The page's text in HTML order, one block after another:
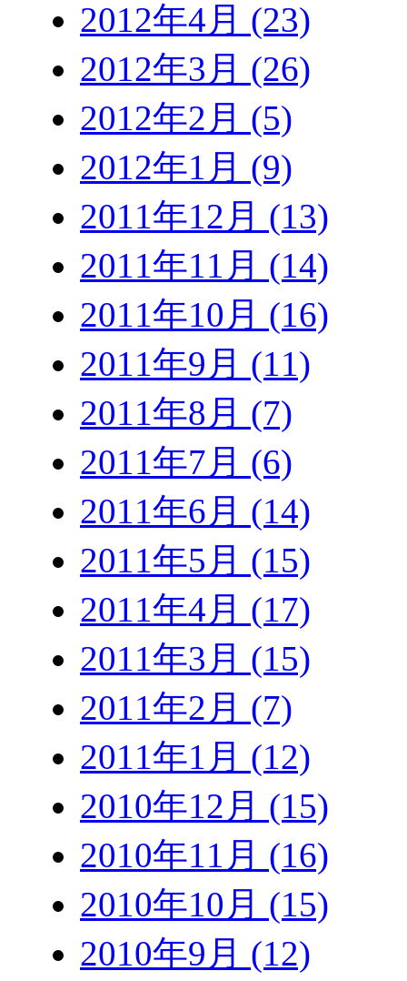
2012年4月 (23)
2012年3月 (26)
2012年2月 (5)
2012年1月 (9)
2011年12月 (13)
2011年11月 (14)
2011年10月 (16)
2011年9月 (11)
2011年8月 (7)
2011年7月 (6)
2011年6月 (14)
2011年5月 (15)
2011年4月 (17)
2011年3月 (15)
2011年2月 (7)
2011年1月 (12)
2010年12月 (15)
2010年11月 (16)
2010年10月 (15)
2010年9月 (12)